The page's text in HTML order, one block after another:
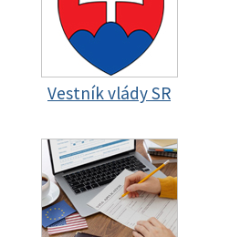
Vestník vlády SR